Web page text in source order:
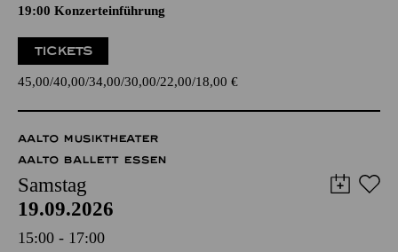
19:00 Konzerteinführung
TICKETS
45,00 40,00 34,00 30,00 22,00 18,00 €
AALTO MUSIKTHEATER
AALTO BALLETT ESSEN
Samstag
19.09.2026
15:00 - 17:00